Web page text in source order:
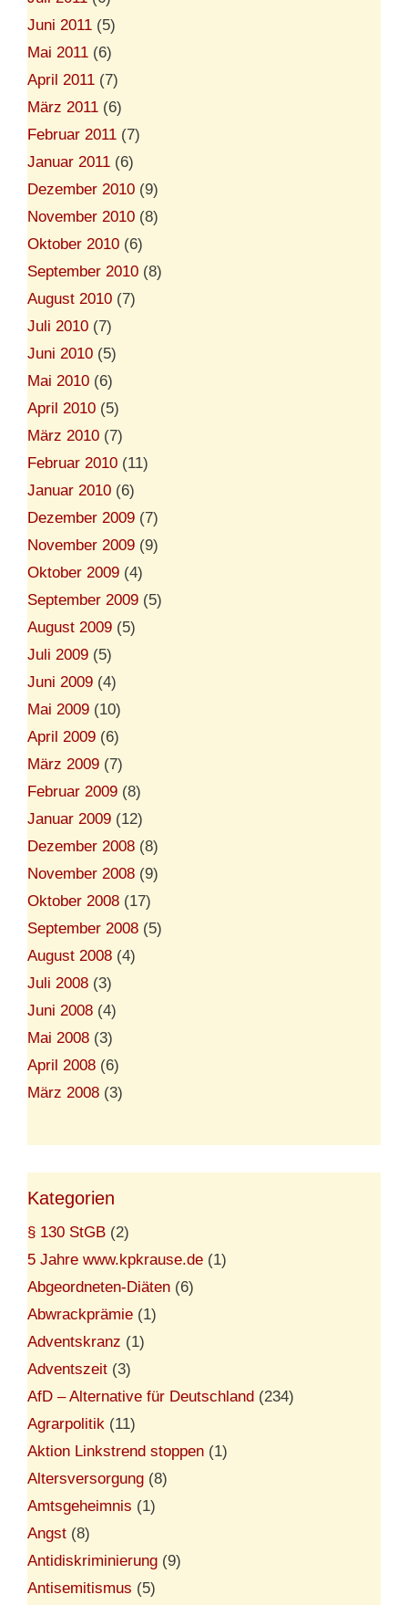
Juni 2011 (5)
Mai 2011 (6)
April 2011 (7)
März 2011 (6)
Februar 2011 (7)
Januar 2011 (6)
Dezember 2010 (9)
November 2010 (8)
Oktober 2010 (6)
September 2010 (8)
August 2010 (7)
Juli 2010 (7)
Juni 2010 (5)
Mai 2010 (6)
April 2010 (5)
März 2010 (7)
Februar 2010 (11)
Januar 2010 (6)
Dezember 2009 (7)
November 2009 (9)
Oktober 2009 (4)
September 2009 (5)
August 2009 (5)
Juli 2009 (5)
Juni 2009 (4)
Mai 2009 (10)
April 2009 (6)
März 2009 (7)
Februar 2009 (8)
Januar 2009 (12)
Dezember 2008 (8)
November 2008 (9)
Oktober 2008 (17)
September 2008 (5)
August 2008 (4)
Juli 2008 (3)
Juni 2008 (4)
Mai 2008 (3)
April 2008 (6)
März 2008 (3)
Kategorien
§ 130 StGB (2)
5 Jahre www.kpkrause.de (1)
Abgeordneten-Diäten (6)
Abwrackprämie (1)
Adventskranz (1)
Adventszeit (3)
AfD – Alternative für Deutschland (234)
Agrarpolitik (11)
Aktion Linkstrend stoppen (1)
Altersversorgung (8)
Amtsgeheimnis (1)
Angst (8)
Antidiskriminierung (9)
Antisemitismus (5)